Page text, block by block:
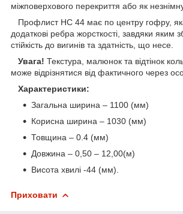
міжповерхового перекриття або як
Профлист НС 44 має по центру гофру,
додаткові ребра жорсткості, завдяки яким
стійкість до вигинів та здатність, що несе.
Увага! Текстура, малюнок та відтінок
може відрізнятися від фактичного через
Характеристики:
Загальна ширина – 1100 (мм)
Корисна ширина – 1030 (мм)
Товщина – 0.4 (мм)
Довжина – 0,50 – 12,00(м)
Висота хвилі -44 (мм).
Приховати